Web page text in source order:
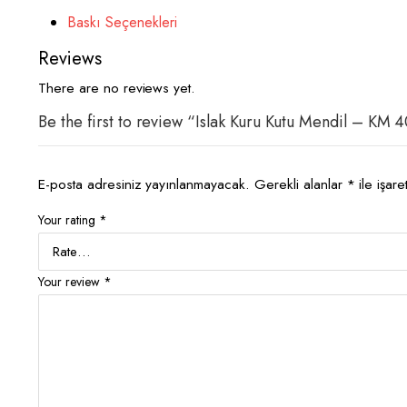
Baskı Seçenekleri
Reviews
There are no reviews yet.
Be the first to review “Islak Kuru Kutu Mendil – KM
E-posta adresiniz yayınlanmayacak. Gerekli alanlar * ile
Your rating *
Your review *